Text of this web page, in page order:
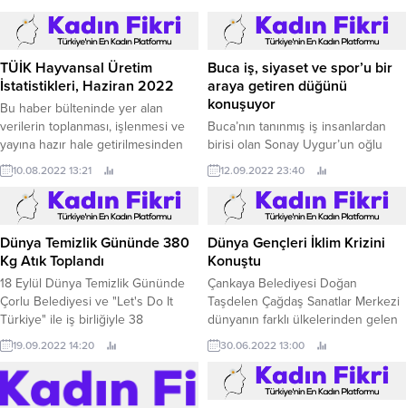
TÜİK Hayvansal Üretim
İstatistikleri, Haziran 2022
Bu haber bülteninde yer alan
verilerin toplanması, işlenmesi ve
yayına hazır hale getirilmesinden
Tarım ve Orman Bakanlığı,
yayımlanmasından Türkiye İstatistik
Kurumu sorumludur.
10.08.2022 13:21
Buca iş, siyaset ve spor’u bir
araya getiren düğünü
konuşuyor
Buca’nın tanınmış iş insanlardan
birisi olan Sonay Uygur’un oğlu
Çağan, Buca Karnaval Luxury’de
düzenlenen muhteşem düğünle
erkekliğe ilk adımını attı.
12.09.2022 23:40
Dünya Temizlik Gününde 380
Kg Atık Toplandı
18 Eylül Dünya Temizlik Gününde
Çorlu Belediyesi ve "Let's Do It
Türkiye" ile iş birliğiyle 38
dönümlük alanda temizlik çalışması
yapıldı.
19.09.2022 14:20
Dünya Gençleri İklim Krizini
Konuştu
Çankaya Belediyesi Doğan
Taşdelen Çağdaş Sanatlar Merkezi
dünyanın farklı ülkelerinden gelen
gençleri ve genç diplomatları iklim
krizi panelinde bir araya getirdi.
30.06.2022 13:00